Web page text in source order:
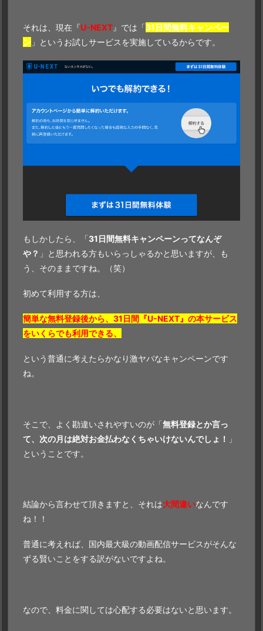
それは、現在『U-NEXT』では「31日間無料キャンペー
ン 」というお試しサービスを実施しているからです。
もしかしたら、「31日間無料キャンペーンってなんぞ
や？ 」と思われる方もいらっしゃるかと思いますが、も
う、そのままですね。（笑）
初めて利用する方は、
簡単な無料登録後から、31日間『U-NEXT』の本サービス
をいくらでも利用できる、
という普通に考えたらかなり激ヤバなキャンペーンです
ね。
そこで、よく勘違いされやすいのが「無料登録とか言っ
て、次の月は絶対お金払わなくちゃいけないんでしょ！ 」
ということです。
結論から言わせて頂きますと、それは大間違いなんです
ね！！
普通に考えれば、国内最大級の動画配信サービスがそんな
ずる賢いことをする訳がないですよね。
なので、料金に関しては心配する必要はないと思います。